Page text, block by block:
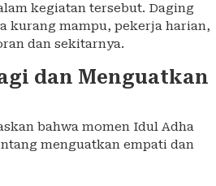
kegiatan tersebut. Daging
kurang mampu, pekerja harian,
dan sekitarnya.
dan Menguatkan
bahwa momen Idul Adha
menguatkan empati dan